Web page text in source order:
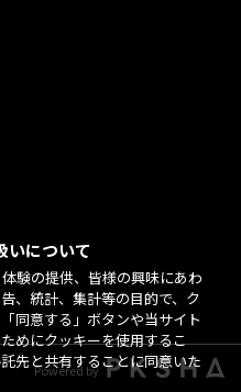
いについて
験の提供、皆様の興味にあわ
、統計、集計等の目的で、ク
同意する」ボタンや当サイト
めにクッキーを使用するこ
先と共有することに同意いた
Powered by